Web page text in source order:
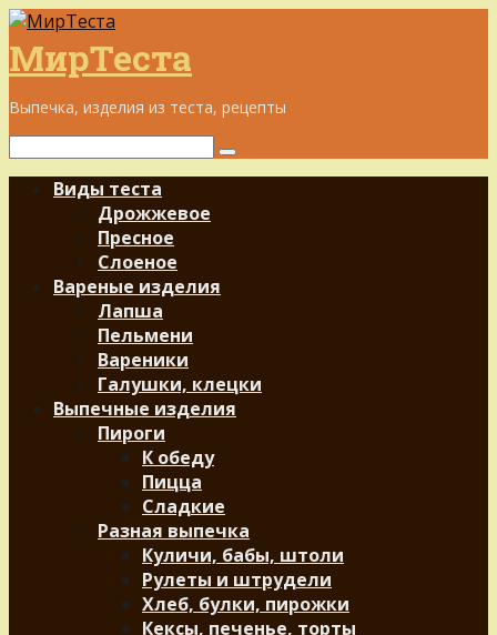
Перейти
к
контенту
МирТеста
Выпечка, изделия из теста, рецепты
Поиск:
Виды теста
Дрожжевое
Пресное
Слоеное
Вареные изделия
Лапша
Пельмени
Вареники
Галушки, клецки
Выпечные изделия
Пироги
К обеду
Пицца
Сладкие
Разная выпечка
Куличи, бабы, штоли
Рулеты и штрудели
Хлеб, булки, пирожки
Кексы, печенье, торты